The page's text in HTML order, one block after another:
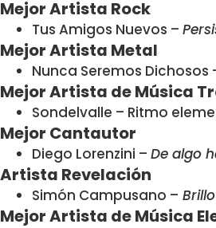
Mejor Artista Rock
Tus Amigos Nuevos –
Mejor Artista Metal
Nunca Seremos Dichosos
Mejor Artista de Música
Sondelvalle – Ritmo
Mejor Cantautor
Diego Lorenzini – De algo
Artista Revelación
Simón Campusano – Brillo
Mejor Artista de Música